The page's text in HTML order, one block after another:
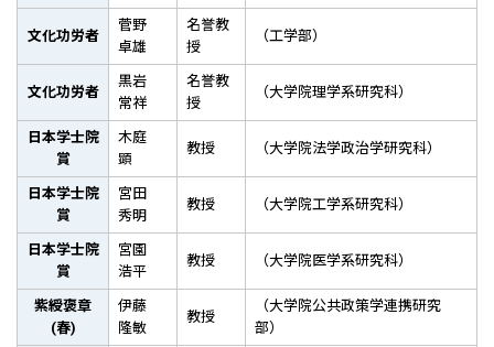
文化功労者
菅野
卓雄
名誉教
授
（工学部）
文化功労者
黒岩
常祥
名誉教
授
（大学院理学系研究科）
日本学士院
賞
木庭
顕
教授 （大学院法学政治学研究科）
日本学士院
賞
宮田
秀明
教授 （大学院工学系研究科）
日本学士院
賞
宮園
浩平
教授 （大学院医学系研究科）
紫綬褒章
(春)
伊藤
隆敏
教授
（大学院公共政策学連携研究
部）